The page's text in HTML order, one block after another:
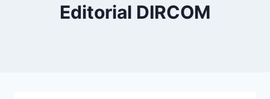
Editorial DIRCOM